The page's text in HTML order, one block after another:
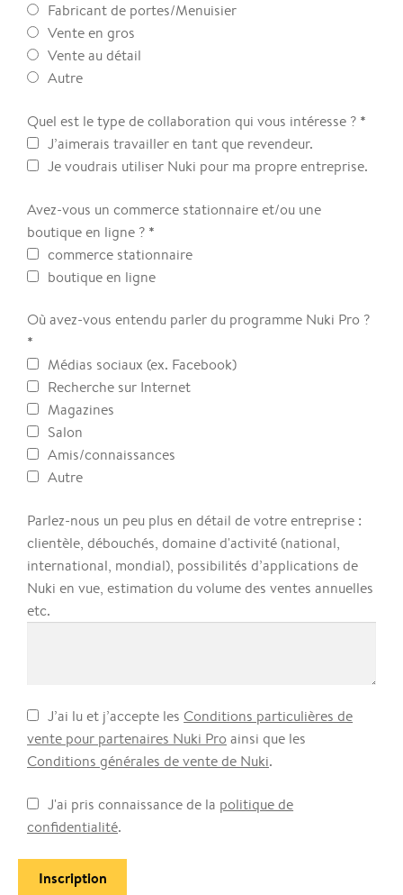
Fabricant de portes/Menuisier
Vente en gros
Vente au détail
Autre
Quel est le type de collaboration qui vous intéresse ? *
J’aimerais travailler en tant que revendeur.
Je voudrais utiliser Nuki pour ma propre entreprise.
Avez-vous un commerce stationnaire et/ou une
boutique en ligne ? *
commerce stationnaire
boutique en ligne
Où avez-vous entendu parler du programme Nuki Pro ?
*
Médias sociaux (ex. Facebook)
Recherche sur Internet
Magazines
Salon
Amis/connaissances
Autre
Parlez-nous un peu plus en détail de votre entreprise :
clientèle, débouchés, domaine d'activité (national,
international, mondial), possibilités d’applications de
Nuki en vue, estimation du volume des ventes annuelles
etc.
J’ai lu et j’accepte les Conditions particulières de
vente pour partenaires Nuki Pro ainsi que les
Conditions générales de vente de Nuki.
J'ai pris connaissance de la politique de
confidentialité.